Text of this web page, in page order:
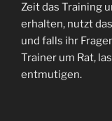
Zeit das Training
erhalten, nutzt
und falls ihr
Trainer um Rat,
entmutigen.